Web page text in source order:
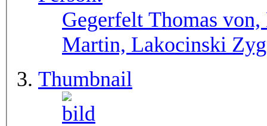
Gegerfelt Thomas
Martin, Lakocinski
Thumbnail